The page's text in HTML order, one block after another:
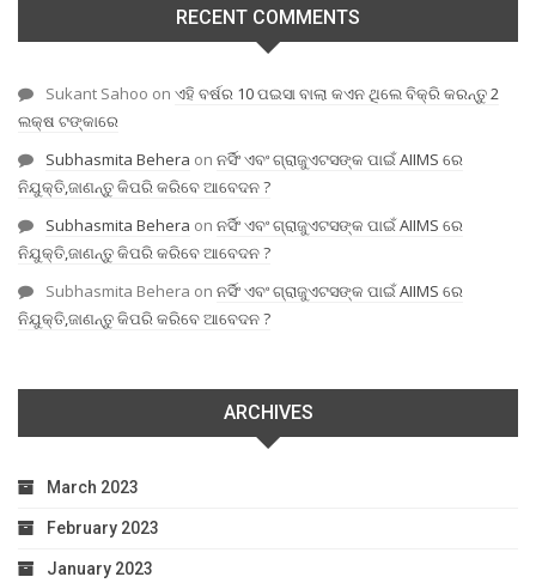
RECENT COMMENTS
Sukant Sahoo on ଏହି ବର୍ଷର 10 ପଇସା ବାଲା କଏନ ଥିଲେ ବିକ୍ରି କରନ୍ତୁ 2
ଲକ୍ଷ ଟଙ୍କାରେ
Subhasmita Behera on ନର୍ସିଂ ଏବଂ ଗ୍ରାଜୁଏଟସଙ୍କ ପାଇଁ AIIMS ରେ
ନିଯୁକ୍ତି,ଜାଣନ୍ତୁ କିପରି କରିବେ ଆବେଦନ ?
Subhasmita Behera on ନର୍ସିଂ ଏବଂ ଗ୍ରାଜୁଏଟସଙ୍କ ପାଇଁ AIIMS ରେ
ନିଯୁକ୍ତି,ଜାଣନ୍ତୁ କିପରି କରିବେ ଆବେଦନ ?
Subhasmita Behera on ନର୍ସିଂ ଏବଂ ଗ୍ରାଜୁଏଟସଙ୍କ ପାଇଁ AIIMS ରେ
ନିଯୁକ୍ତି,ଜାଣନ୍ତୁ କିପରି କରିବେ ଆବେଦନ ?
ARCHIVES
March 2023
February 2023
January 2023